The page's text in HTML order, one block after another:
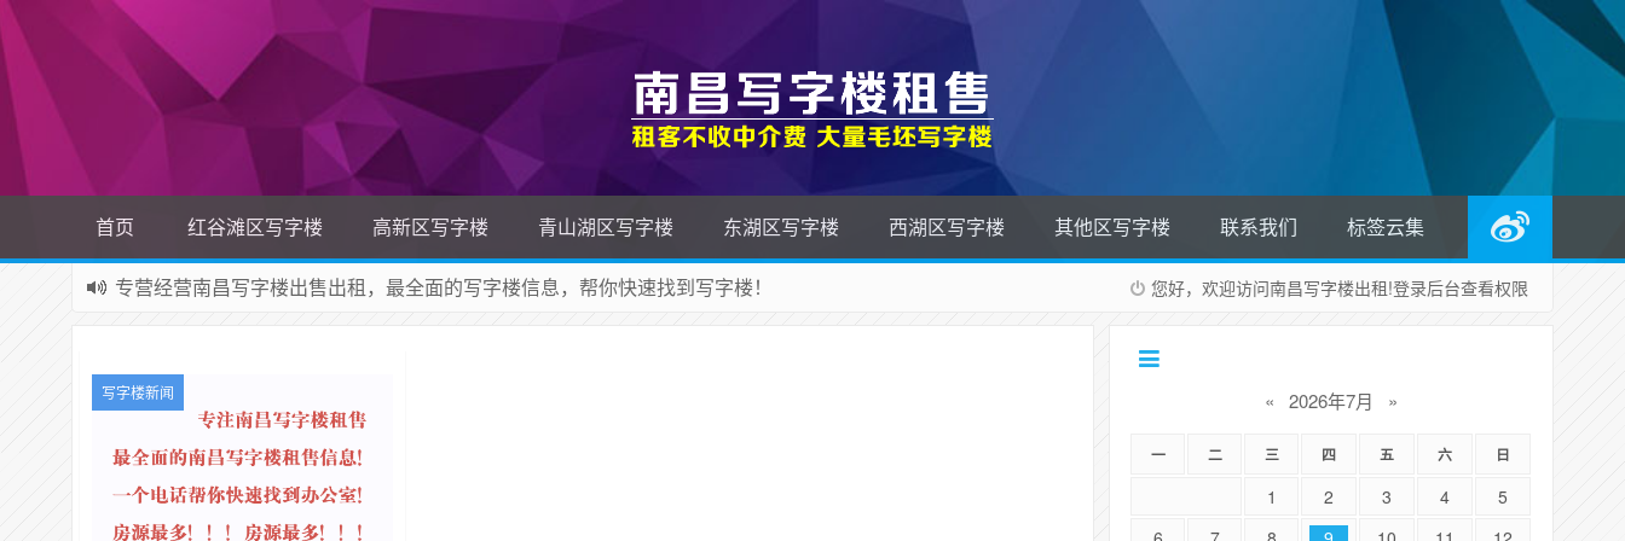
首页 红谷滩区写字楼 高新区写字楼 青山湖区写字楼 东湖区写字楼 西湖区写字楼 其他区写字楼 联系我们 标签云集
您好，欢迎访问南昌写字楼出租!登录后台查看权限
专营经营南昌写字楼出售出租，最全面的写字楼信息，帮你快速找到写字楼！
写字楼新闻 « 2026年7月 »
一 二 三 四 五 六 日
1 2 3 4
5